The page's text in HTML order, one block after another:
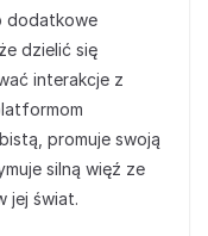
dodatkowe
dzielić się
interakcje z
promuje swoją
silną więź ze
jej świat.